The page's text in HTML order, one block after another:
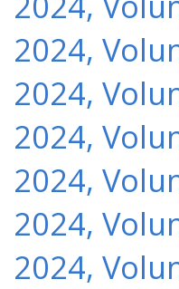
2024,
2024,
2024,
2024,
2024,
2024,